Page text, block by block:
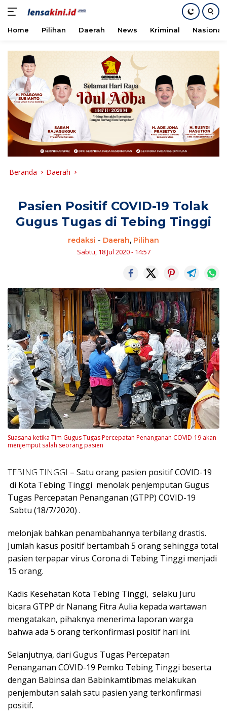
konten
Home Pilihan Daerah News Kriminal Nasional
Beranda Daerah
Pasien Positif COVID-19 Tolak
Gugus Tugas di Tebing Tinggi
redaksi - Daerah, Pilihan
Sabtu, 18 Jul 2020 - 14:57
Suasana ketika Tim Gugus Tugas Percepatan Penanganan COVID-19 akan
menjemput salah seorang pasien
TEBING TINGGI – Satu orang pasien positif COVID-19
di Kota Tebing Tinggi menolak penjemputan Gugus
Tugas Percepatan Penanganan (GTPP) COVID-19
Sabtu (18/7/2020) .
melonjak bahkan penambahannya terbilang drastis.
Jumlah kasus positif bertambah 5 orang sehingga total
pasien terpapar virus Corona di Tebing Tinggi menjadi
15 orang.
Kadis Kesehatan Kota Tebing Tinggi, selaku Juru
bicara GTPP dr Nanang Fitra Aulia kepada wartawan
mengatakan, pihaknya menerima laporan warga
bahwa ada 5 orang terkonfirmasi positif hari ini.
Selanjutnya, dari Gugus Tugas Percepatan
Penanganan COVID-19 Pemko Tebing Tinggi beserta
dengan Babinsa dan Babinkamtibmas melakukan
penjembutan salah satu pasien yang terkonfirmasi
positif.